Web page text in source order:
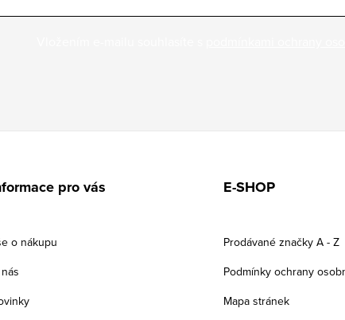
pro vás
o nákupu
E-SHOP
Prodávané značky A - Z
Podmínky ochrany
Mapa stránek